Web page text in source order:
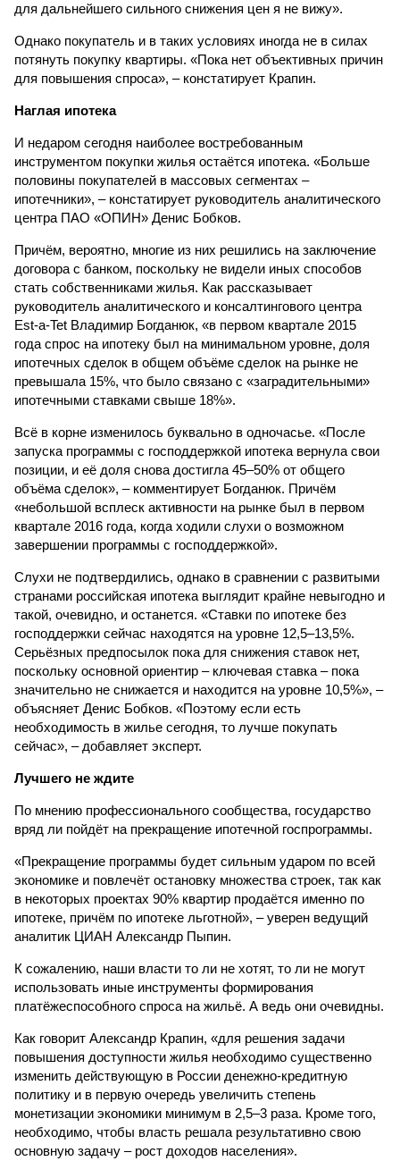
для дальнейшего сильного снижения цен я не вижу».
Однако покупатель и в таких условиях иногда не в силах
потянуть покупку квартиры. «Пока нет объективных причин
для повышения спроса», – констатирует Крапин.
Наглая ипотека
И недаром сегодня наиболее востребованным
инструментом покупки жилья остаётся ипотека. «Больше
половины покупателей в массовых сегментах –
ипотечники», – констатирует руководитель аналитического
центра ПАО «ОПИН» Денис Бобков.
Причём, вероятно, многие из них решились на заключение
договора с банком, поскольку не видели иных способов
стать собственниками жилья. Как рассказывает
руководитель аналитического и консалтингового центра
Est-a-Tet Владимир Богданюк, «в первом квартале 2015
года спрос на ипотеку был на минимальном уровне, доля
ипотечных сделок в общем объёме сделок на рынке не
превышала 15%, что было связано с «заградительными»
ипотечными ставками свыше 18%».
Всё в корне изменилось буквально в одночасье. «После
запуска программы с господдержкой ипотека вернула свои
позиции, и её доля снова достигла 45–50% от общего
объёма сделок», – комментирует Богданюк. Причём
«небольшой всплеск активности на рынке был в первом
квартале 2016 года, когда ходили слухи о возможном
завершении программы с господдержкой».
Слухи не подтвердились, однако в сравнении с развитыми
странами российская ипотека выглядит крайне невыгодно и
такой, очевидно, и останется. «Ставки по ипотеке без
господдержки сейчас находятся на уровне 12,5–13,5%.
Серьёзных предпосылок пока для снижения ставок нет,
поскольку основной ориентир – ключевая ставка – пока
значительно не снижается и находится на уровне 10,5%», –
объясняет Денис Бобков. «Поэтому если есть
необходимость в жилье сегодня, то лучше покупать
сейчас», – добавляет эксперт.
Лучшего не ждите
По мнению профессионального сообщества, государство
вряд ли пойдёт на прекращение ипотечной госпрограммы.
«Прекращение программы будет сильным ударом по всей
экономике и повлечёт остановку множества строек, так как
в некоторых проектах 90% квартир продаётся именно по
ипотеке, причём по ипотеке льготной», – уверен ведущий
аналитик ЦИАН Александр Пыпин.
К сожалению, наши власти то ли не хотят, то ли не могут
использовать иные инструменты формирования
платёжеспособного спроса на жильё. А ведь они очевидны.
Как говорит Александр Крапин, «для решения задачи
повышения доступности жилья необходимо существенно
изменить действующую в России денежно-кредитную
политику и в первую очередь увеличить степень
монетизации экономики минимум в 2,5–3 раза. Кроме того,
необходимо, чтобы власть решала результативно свою
основную задачу – рост доходов населения».